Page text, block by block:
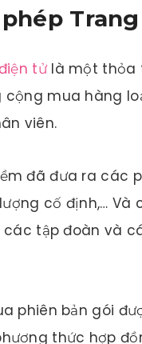
tửlà một thỏa
mua hàng
viên.
đã đưa ra các
cố định,…
tập đoàn và
phiên bản gói
thức hợp